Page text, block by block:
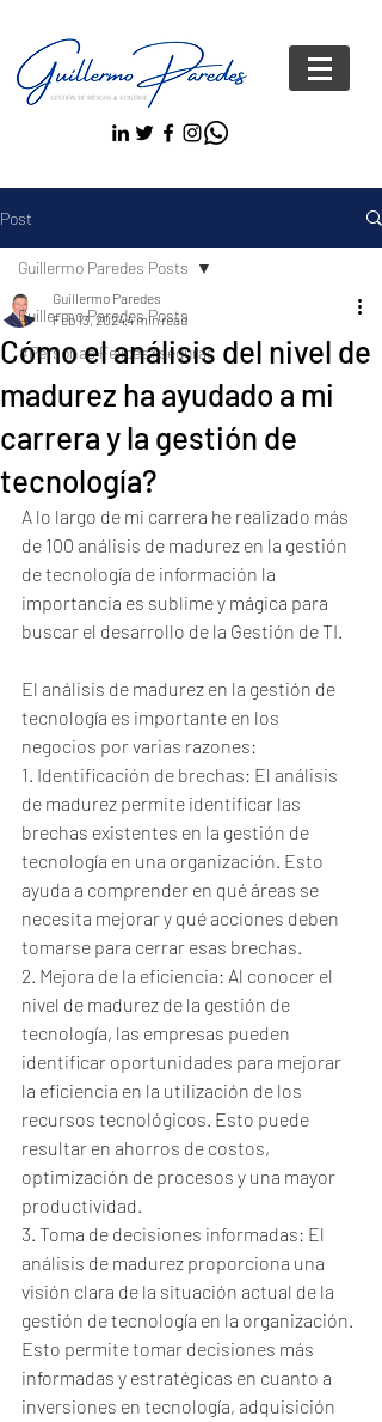
Post
Guillermo Paredes Posts
#Personas FelicesYseguras
Guillermo Paredes Posts
Cómo el análisis del nivel de
madurez ha ayudado a mi
carrera y la gestión de
tecnología?
Guillermo Paredes
Feb 13, 20244 min read
A lo largo de mi carrera he realizado más
de 100 análisis de madurez en la gestión
de tecnología de información la
importancia es sublime y mágica para
buscar el desarrollo de la Gestión de TI.
El análisis de madurez en la gestión de
tecnología es importante en los
negocios por varias razones:
1. Identificación de brechas: El análisis
de madurez permite identificar las
brechas existentes en la gestión de
tecnología en una organización. Esto
ayuda a comprender en qué áreas se
necesita mejorar y qué acciones deben
tomarse para cerrar esas brechas.
2. Mejora de la eficiencia: Al conocer el
nivel de madurez de la gestión de
tecnología, las empresas pueden
identificar oportunidades para mejorar
la eficiencia en la utilización de los
recursos tecnológicos. Esto puede
resultar en ahorros de costos,
optimización de procesos y una mayor
productividad.
3. Toma de decisiones informadas: El
análisis de madurez proporciona una
visión clara de la situación actual de la
gestión de tecnología en la organización.
Esto permite tomar decisiones más
informadas y estratégicas en cuanto a
inversiones en tecnología, adquisición